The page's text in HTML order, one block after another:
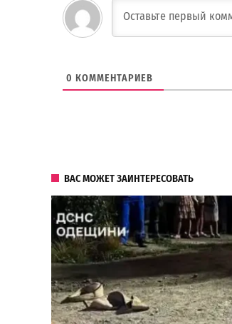
0 КОММЕНТАРИЕВ
ВАС МОЖЕТ ЗАИНТЕРЕСОВАТЬ